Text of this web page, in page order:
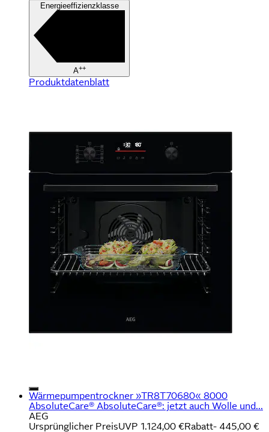
Energieeffizienzklasse
A++
Produktdatenblatt
Wärmepumpentrockner »TR8T70680« 8000
AbsoluteCare® AbsoluteCare®: jetzt auch Wolle und...
AEG
Ursprünglicher PreisUVP 1.124,00 €Rabatt- 445,00 €